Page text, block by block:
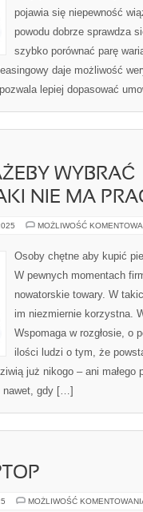
pojawia się niepewność
powodu dobrze sprawdza
szybko porównać parę
daje możliwość
lepiej dopasować
WYBRAĆ
NIE MA
MOŻLIWOŚĆ
Osoby chętne aby kupić
W pewnych momentach
nowatorskie towary. W
im niezmiernie korzystna.
Wspomaga w rozgłosie, o
ilości ludzi o tym, że
już nikogo – ani małego
nawet, gdy […]
MOŻLIWOŚĆ